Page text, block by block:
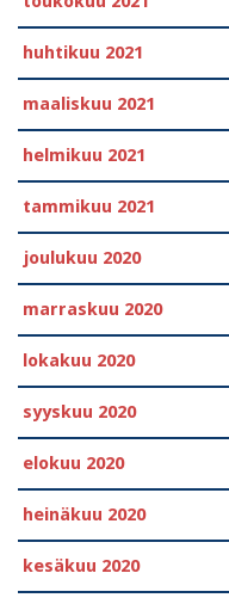
huhtikuu 2021
maaliskuu 2021
helmikuu 2021
tammikuu 2021
joulukuu 2020
marraskuu 2020
lokakuu 2020
syyskuu 2020
elokuu 2020
heinäkuu 2020
kesäkuu 2020